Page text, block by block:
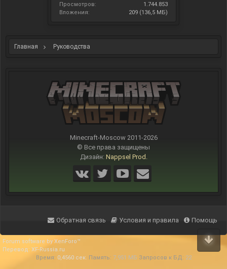
Просмотров:
1.744.853
Вложения:
209 (136,5 МБ)
Главная Руководства
Minecraft-Moscow 2011-2026
© Все права защищены
Дизайн: Nappsel Prod.
Обратная связь Условия и правила Помощь
Forum software by XenForo™
Перевод: XF-Russia.ru
Время: 0,4560 сек. Память: 7,951 МБ Запросов к БД: 22